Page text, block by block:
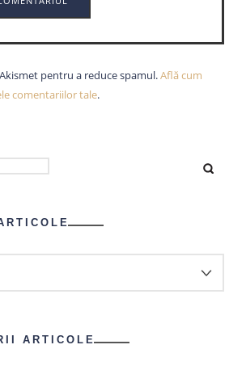
pentru a reduce spamul.Află cum
comentariilor tale.
ARTICOLE